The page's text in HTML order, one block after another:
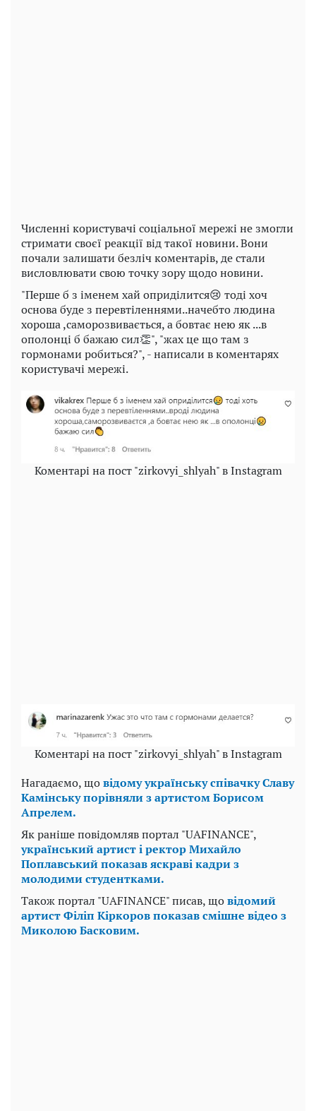
Численні користувачі соціальної мережі не змогли
стримати своєї реакції від такої новини. Вони
почали залишати безліч коментарів, де стали
висловлювати свою точку зору щодо новини.
"Перше б з іменем хай оприділится😢 тоді хоч
основа буде з перевтіленнями..начебто людина
хороша ,саморозвивається, а бовтає нею як ...в
ополонці б бажаю сил👏", "жах це що там з
гормонами робиться?", - написали в коментарях
користувачі мережі.
Коментарі на пост "zirkovyi_shlyah" в Instagram
Коментарі на пост "zirkovyi_shlyah" в Instagram
Нагадаємо, щовідому українську співачку Славу
Камінську порівняли з артистом Борисом
Апрелем.
Як раніше повідомляв портал "UAFINANCE",
український артист і ректор Михайло
Поплавський показав яскраві кадри з
молодими студентками.
Також портал "UAFINANCE" писав, щовідомий
артист Філіп Кіркоров показав смішне відео з
Миколою Басковим.